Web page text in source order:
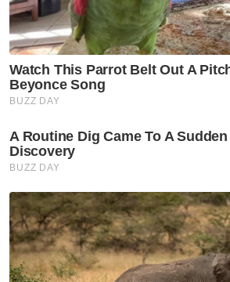
Kenakan caj
'Flying Pasport'
Semasa
‘Doakan, ini
mengenai RCI
Semasa
Koperal didakwa
seksual anak